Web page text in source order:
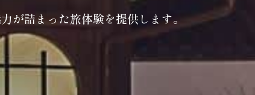
が詰まった旅体験を提供します。